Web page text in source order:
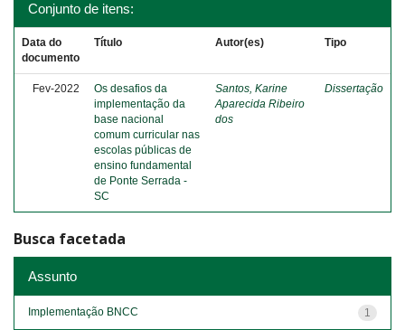
Conjunto de itens:
Data do
documento
Título Autor(es) Tipo
Fev-2022
Os desafios da
implementação da
base nacional
comum curricular nas
escolas públicas de
ensino fundamental
de Ponte Serrada -
SC
Santos, Karine
Aparecida Ribeiro
dos
Dissertação
Busca facetada
Assunto
1
Implementação BNCC